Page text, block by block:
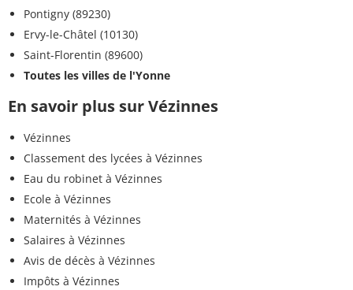
Pontigny (89230)
Ervy-le-Châtel (10130)
Saint-Florentin (89600)
Toutes les villes de l'Yonne
En savoir plus sur Vézinnes
Vézinnes
Classement des lycées à Vézinnes
Eau du robinet à Vézinnes
Ecole à Vézinnes
Maternités à Vézinnes
Salaires à Vézinnes
Avis de décès à Vézinnes
Impôts à Vézinnes